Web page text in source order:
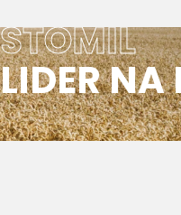
STOMIL
LIDER NA